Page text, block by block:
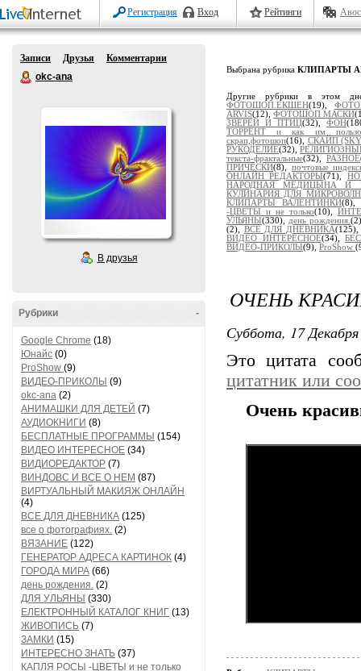
Регистрация Вход Рейтинги
Записи Друзья
Комментарии
okc-ana
В друзья
-
Рубрики
Google Chrome (18)
Юнайс (0)
ProShow (9)
ВИДЕО-ПРИКОЛЫ (9)
okc-ana (2)
АНИМАШКИ ДЛЯ ДЕТЕЙ (7)
АУДИОКНИГИ (8)
БЕСПЛАТНЫЕ ПРОГРАММЫ (154)
ВИДЕО ИНТЕРЕСНОЕ (34)
ВИДИОРЕДАКТОР (7)
ВИНДОВС И ВСЕ О НЕМ (87)
ВИРТУАЛЬНЫЙ МАКИЯЖ ОНЛАЙН
(4)
ВСЕ ДЛЯ ДНЕВНИКА (125)
все о фотографиях. (2)
ВЯЗАНИЕ (122)
ГЕНЕРАТОР АДРЕСА КАРТИНОК (4)
ГОРОДА МИРА (66)
день рождения. (2)
ДЛЯ УЛЬЯНЫ (330)
ЕЛЕКТРОННЫЙ КАТАЛОГ КНИГ (13)
ЖИВОПИСЬ (7)
ЗАМКИ (15)
ИНТЕРЕСНО ЗНАТЬ (37)
КАПЛЯ РОСЫ -ЦВЕТЫ и не только
Выбрана рубрика КЛИПАРТЫ
Другие рубрики в этом
ФОТОШОП.ЕКШЕН(19),
ARVIS(12), ФОТОШОП МАСКИ
ЗВЕРЕЙ И ПТИЦ(32), ФОН
ТОРРЕНТ и как им
скрап,фотошоп(16), СКАЙП
РУКОДЕЛИЕ(32),
текста-фрактальные(32), РАЗНОЕ
ПРИЧЕСКИ(8), почтовые
ОНЛАЙН РЕДАКТОРЫ(71),
НАРОДНАЯ МЕДИЦЫНА И
КУЛИНАРИЯ ДЛЯ
КЛИПАРТЫ ВАЛЕНТИНКИ(8),
-ЦВЕТЫ и не только(10),
УЛЬЯНЫ(330), день рождения.
(2), ВСЕ ДЛЯ ДНЕВНИКА(125),
ВИДЕО ИНТЕРЕСНОЕ(34),
ВИДЕО-ПРИКОЛЫ(9), ProShow
ОЧЕНЬ
Суббота, 17
Это цитата
цитатник или
Очень